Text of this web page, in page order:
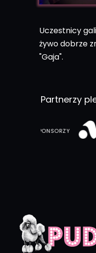
Uczestnicy
żywo dobrze
"Gaja".
Partnerzy
SPONSORZY